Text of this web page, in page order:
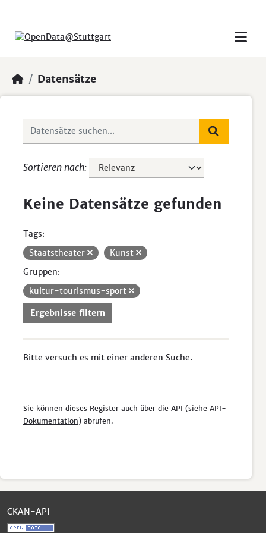
Datensätze
Sortieren nach
Keine Datensätze gefunden
Tags:
Staatstheater
Kunst
Gruppen:
kultur-tourismus-sport
Ergebnisse filtern
Bitte versuch es mit einer anderen Suche.
Sie können dieses Register auch über die API (siehe API-
Dokumentation) abrufen.
CKAN-API